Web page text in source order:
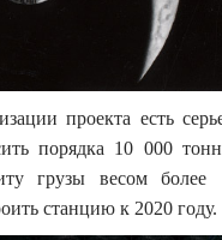
проекта есть
порядка 10 000
грузы весом
станцию к 2020